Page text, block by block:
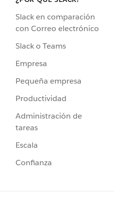
Slack en comparación
con Correo electrónico
Slack o Teams
Empresa
Pequeña empresa
Productividad
Administración de
tareas
Escala
Confianza